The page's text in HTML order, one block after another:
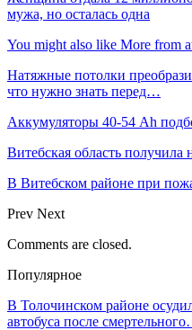
мужа, но осталась одна
You might also like More from
Натяжные потолки
что нужно знать перед…
Аккумуляторы 40-54 Ah
Витебская область получила
В Витебском районе при
Prev Next
Comments are closed.
Популярное
В Толочинском районе
автобуса после